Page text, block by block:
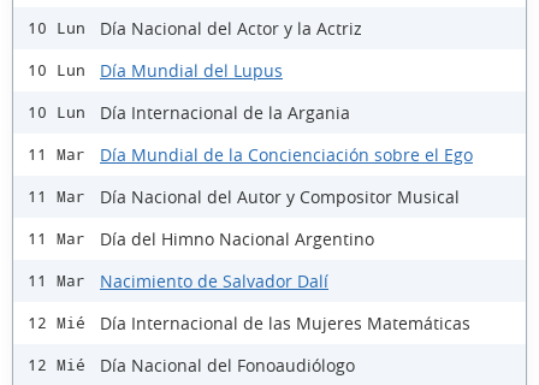
10 Lun Día Nacional del Actor y la Actriz
10 Lun Día Mundial del Lupus
10 Lun Día Internacional de la Argania
11 Mar Día Mundial de la Concienciación sobre el Ego
11 Mar Día Nacional del Autor y Compositor Musical
11 Mar Día del Himno Nacional Argentino
11 Mar Nacimiento de Salvador Dalí
12 Mié Día Internacional de las Mujeres Matemáticas
12 Mié Día Nacional del Fonoaudiólogo